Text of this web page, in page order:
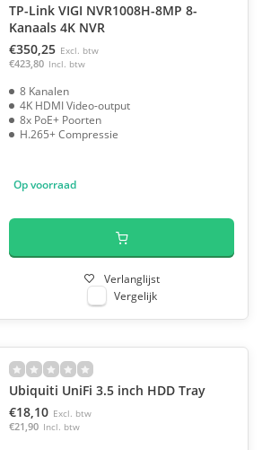
TP-Link VIGI NVR1008H-8MP 8-
Kanaals 4K NVR
€350,25 Excl. btw
€423,80 Incl. btw
8 Kanalen
4K HDMI Video-output
8x PoE+ Poorten
H.265+ Compressie
Op voorraad
Verlanglijst
Vergelijk
Ubiquiti UniFi 3.5 inch HDD Tray
€18,10 Excl. btw
€21,90 Incl. btw